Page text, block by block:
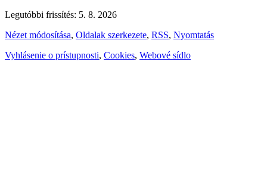
Legutóbbi frissítés: 5. 8. 2026
Nézet módosítása, Oldalak szerkezete, RSS, Nyomtatás
Vyhlásenie o prístupnosti, Cookies, Webové sídlo